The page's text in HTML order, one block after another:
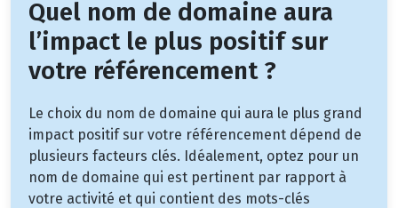
Quel nom de domaine aura
l’impact le plus positif sur
votre référencement ?
Le choix du nom de domaine qui aura le plus grand
impact positif sur votre référencement dépend de
plusieurs facteurs clés. Idéalement, optez pour un
nom de domaine qui est pertinent par rapport à
votre activité et qui contient des mots-clés